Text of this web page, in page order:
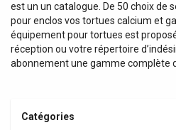
est un un catalogue. De 50 choix de
pour enclos vos tortues calcium et
équipement pour tortues est
réception ou votre répertoire
abonnement une gamme complète
Catégories